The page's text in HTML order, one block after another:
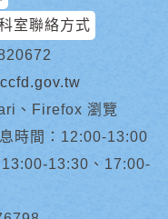
室聯絡方式
、Firefox 瀏覽
時間：12:00-13:00
13:00-13:30、17:00-